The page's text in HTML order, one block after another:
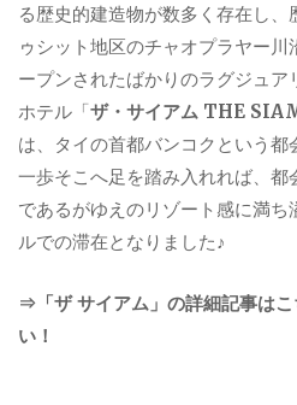
る歴史的建造物が数多く存在し
ゥシット地区のチャオプラヤー川
ープンされたばかりのラグジュア
ホテル「ザ・サイアム THE
は、タイの首都バンコクという都
一歩そこへ足を踏み入れれば、都
であるがゆえのリゾート感に満
ルでの滞在となりました♪
⇒「ザ サイアム」の詳細記事は
い！